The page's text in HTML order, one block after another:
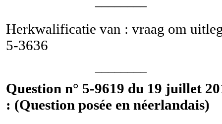
Herkwalificatie van : vraag om
5-3636
Question n° 5-9619 du 19 juillet
: (Question posée en néerlandais)